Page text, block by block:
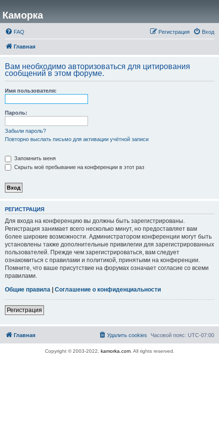
Каморка
FAQ Вход
Регистрация
Главная
Вам необходимо авторизоваться для цитирования
сообщений в этом форуме.
Имя пользователя:
Пароль:
Забыли пароль?
Повторно выслать письмо для активации учётной записи
Запомнить меня
Скрыть моё пребывание на конференции в этот раз
РЕГИСТРАЦИЯ
Для входа на конференцию вы должны быть зарегистрированы.
Регистрация занимает всего несколько минут, но предоставляет вам
более широкие возможности. Администратором конференции могут быть
установлены также дополнительные привилегии для зарегистрированных
пользователей. Прежде чем зарегистрироваться, вам следует
ознакомиться с правилами и политикой, принятыми на конференции.
Помните, что ваше присутствие на форумах означает согласие со всеми
правилами.
Общие правила | Соглашение о конфиденциальности
Регистрация
Главная Часовой пояс: UTC-07:00
Удалить cookies
Copyright © 2003-2022, kamorka.com. All rights reserved.